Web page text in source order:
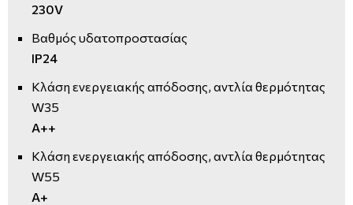
230V
Βαθμός υδατοπροστασίας
IP24
Κλάση ενεργειακής απόδοσης, αντλία θερμότητας
W35
A++
Κλάση ενεργειακής απόδοσης, αντλία θερμότητας
W55
A+